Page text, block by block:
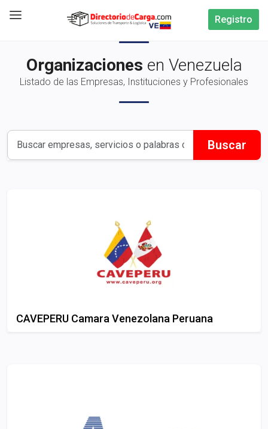
Registro
Organizaciones en Venezuela
Listado de las Empresas, Instituciones y Profesionales
Buscar
CAVEPERU Camara Venezolana Peruana